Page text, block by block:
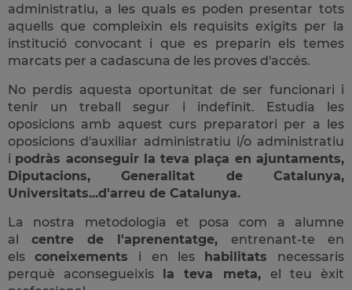
administratiu, a les quals es poden presentar tots
aquells que compleixin els requisits exigits per la
institució convocant i que es preparin els temes
marcats per a cadascuna de les proves d'accés.
No perdis aquesta oportunitat de ser funcionari i
tenir un treball segur i indefinit. Estudia les
oposicions amb aquest curs preparatori per a les
oposicions d'auxiliar administratiu i/o administratiu
i podràs aconseguir la teva plaça en ajuntaments,
Diputacions, Generalitat de Catalunya,
Universitats...d'arreu de Catalunya.
La nostra metodologia et posa com a alumne
al centre de l'aprenentatge, entrenant-te en
elsconeixements i en les habilitats necessaris
perquè aconsegueixis la teva meta, el teu èxit